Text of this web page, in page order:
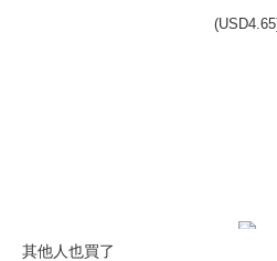
(USD
其他人也買了